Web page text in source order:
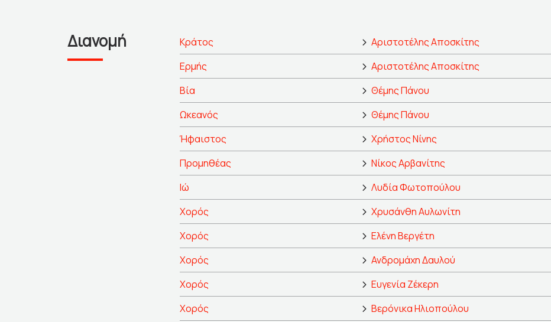
Διανομή Κράτος
Αριστοτέλης Αποσκίτης
Ερμής
Αριστοτέλης Αποσκίτης
Βία
Θέμης Πάνου
Ωκεανός
Θέμης Πάνου
Ήφαιστος
Χρήστος Νίνης
Προμηθέας
Νίκος Αρβανίτης
Ιώ
Λυδία Φωτοπούλου
Χορός
Χρυσάνθη Αυλωνίτη
Χορός
Ελένη Βεργέτη
Χορός
Ανδρομάχη Δαυλού
Χορός
Ευγενία Ζέκερη
Χορός
Βερόνικα Ηλιοπούλου